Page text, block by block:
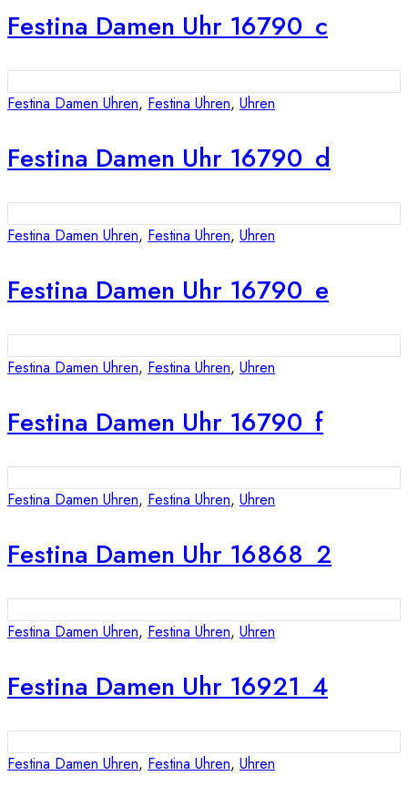
Festina Damen Uhr 16790_c
Festina Damen Uhren, Festina Uhren, Uhren
Festina Damen Uhr 16790_d
Festina Damen Uhren, Festina Uhren, Uhren
Festina Damen Uhr 16790_e
Festina Damen Uhren, Festina Uhren, Uhren
Festina Damen Uhr 16790_f
Festina Damen Uhren, Festina Uhren, Uhren
Festina Damen Uhr 16868_2
Festina Damen Uhren, Festina Uhren, Uhren
Festina Damen Uhr 16921_4
Festina Damen Uhren, Festina Uhren, Uhren